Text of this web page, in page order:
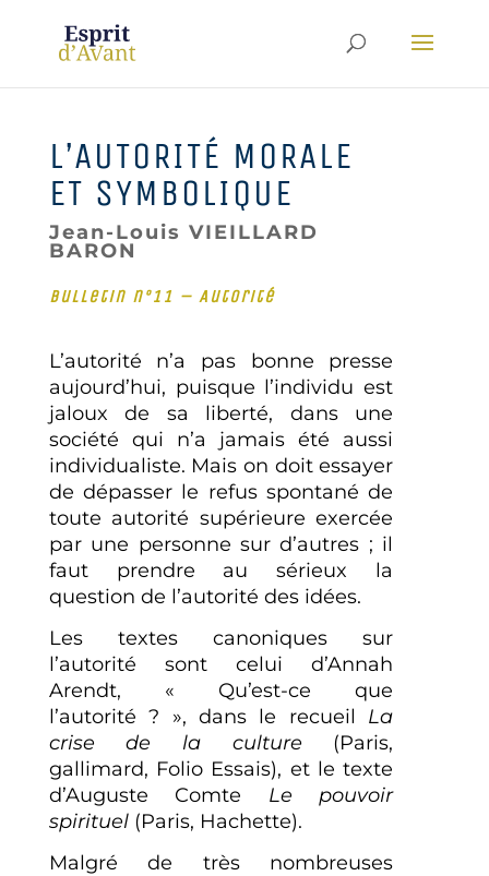
L’AUTORITÉ MORALE
ET SYMBOLIQUE
Jean-Louis VIEILLARD
BARON
Bulletin n°11 – Autorité
L’autorité n’a pas bonne presse
aujourd’hui, puisque l’individu est
jaloux de sa liberté, dans une
société qui n’a jamais été aussi
individualiste. Mais on doit essayer
de dépasser le refus spontané de
toute autorité supérieure exercée
par une personne sur d’autres ; il
faut prendre au sérieux la
question de l’autorité des idées.
Les textes canoniques sur
l’autorité sont celui d’Annah
Arendt, « Qu’est-ce que
l’autorité ? », dans le recueil La
crise de la culture (Paris,
gallimard, Folio Essais), et le texte
d’Auguste Comte Le pouvoir
spirituel(Paris, Hachette).
Malgré de très nombreuses